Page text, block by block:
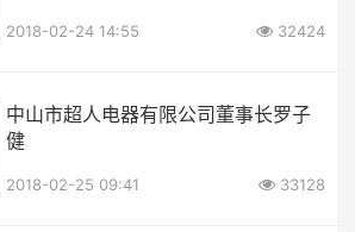
2018-02-24 14:55 32424
中山市超人电器有限公司董事长罗子
健
2018-02-25 09:41 33128